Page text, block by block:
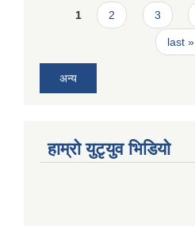
Pages
1 2 3
last »
अन्य
हाम्राे युटृयुव भिडियाे